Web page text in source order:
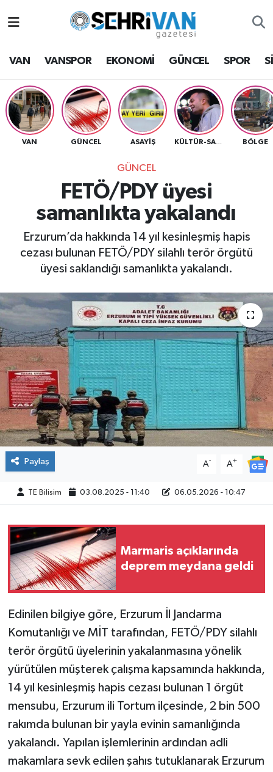
VAN VANSPOR EKONOMİ GÜNCEL SPOR
VAN GÜNCEL ASAYİŞ BÖLGE
GÜNCEL
FETÖ/PDY üyesi
samanlıkta yakalandı
Erzurum’da hakkında 14 yıl kesinleşmiş hapis
cezası bulunan FETÖ/PDY silahlı terör örgütü
üyesi saklandığı samanlıkta yakalandı.
Paylaş A- A+
TE Bilisim 03.08.2025 - 11:40 06.05.2026 - 10:47
Marmaris açıklarında
deprem meydana geldi
Edinilen bilgiye göre, Erzurum İl Jandarma
Komutanlığı ve MİT tarafından, FETÖ/PDY silahlı
terör örgütü üyelerinin yakalanmasına yönelik
yürütülen müşterek çalışma kapsamında hakkında,
14 yıl kesinleşmiş hapis cezası bulunan 1 örgüt
mensubu, Erzurum ili Tortum ilçesinde, 2 bin 500
rakımda bulunan bir yayla evinin samanlığında
yakalandı. Yapılan işlemlerinin ardından adli
makamlara sevk edilen şahıs tutuklanarak Erzurum
Van Hava Durumu
VAN Namaz Vakitleri
Van Trafik Yoğunluk Haritası
Süper Lig Puan Durumu ve Fikstür
Tüm Manşetler
Son Dakika Haberleri
Haber Arşivi